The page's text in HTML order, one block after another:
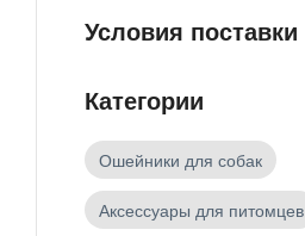
Условия поставки
Категории
Ошейники для собак
Аксессуары для питомцев